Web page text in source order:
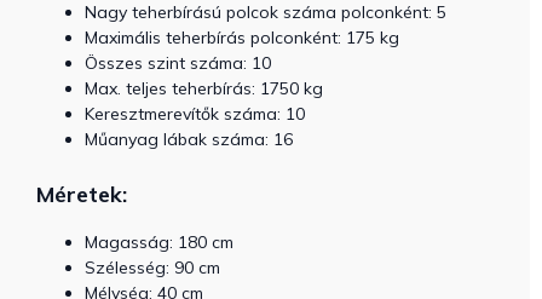
Nagy teherbírású polcok száma polconként: 5
Maximális teherbírás polconként: 175 kg
Összes szint száma: 10
Max. teljes teherbírás: 1750 kg
Keresztmerevítők száma: 10
Műanyag lábak száma: 16
Méretek:
Magasság: 180 cm
Szélesség: 90 cm
Mélység: 40 cm